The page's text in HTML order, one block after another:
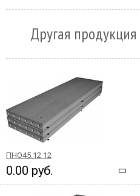
Другая
ПНО45.12 12
0.00 руб.